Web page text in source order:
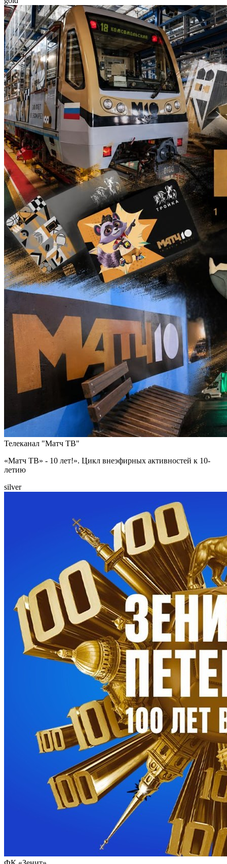
Телеканал "Матч ТВ"
«Матч ТВ» - 10 лет!». Цикл внеэфирных активностей к 10-
летию
silver